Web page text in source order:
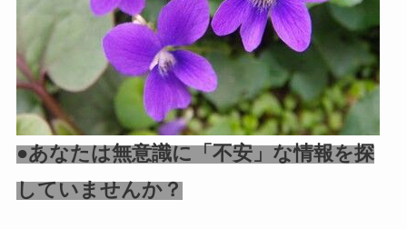
●あなたは無意識に「不安」な情報を探
していませんか？